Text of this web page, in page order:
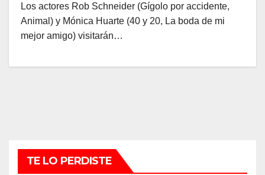
Los actores Rob Schneider (Gígolo por accidente,
Animal) y Mónica Huarte (40 y 20, La boda de mi
mejor amigo) visitarán…
TE LO PERDISTE